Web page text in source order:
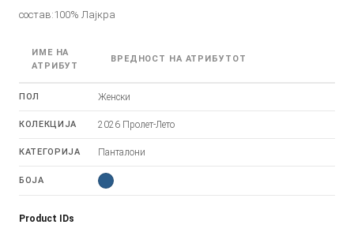
состав:100% Лајкра
ИМЕ НА
АТРИБУТ
ВРЕДНОСТ НА АТРИБУТОТ
ПОЛ Женски
КОЛЕКЦИЈА 2026 Пролет-Лето
КАТЕГОРИЈА Панталони
БОЈА
Product IDs